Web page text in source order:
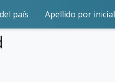
país Apellido por inicial